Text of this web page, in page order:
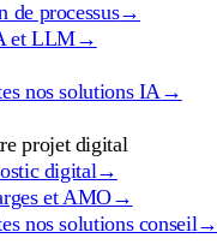
de processus→
et LLM→
nos solutions IA→
projet digital
digital→
et AMO→
nos solutions conseil→